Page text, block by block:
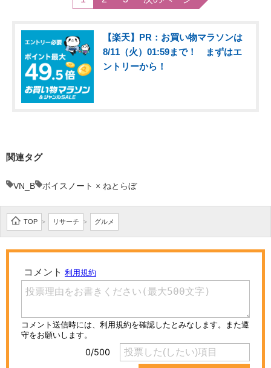
【楽天】PR：お買い物マラソンは
8/11（火）01:59まで！ まずはエ
ントリーから！
関連タグ
VN_B ボイスノート × ねとらぼ
TOP > リサーチ > グルメ